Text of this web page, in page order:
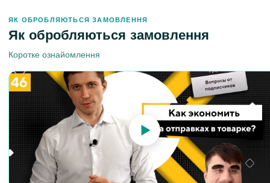
ЯК ОБРОБЛЯЮТЬСЯ ЗАМОВЛЕННЯ
Як обробляються замовлення
Коротке ознайомлення